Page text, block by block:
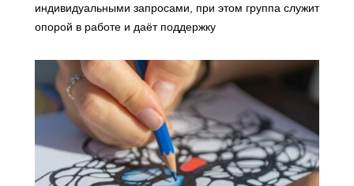
индивидуальными запросами, при этом группа служит
опорой в работе и даёт поддержку